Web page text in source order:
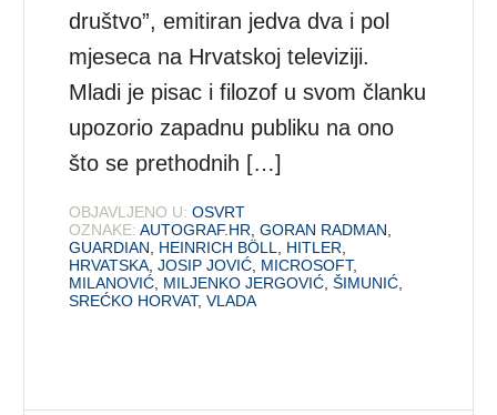
društvo”, emitiran jedva dva i pol
mjeseca na Hrvatskoj televiziji.
Mladi je pisac i filozof u svom članku
upozorio zapadnu publiku na ono
što se prethodnih […]
OBJAVLJENO U: OSVRT
OZNAKE: AUTOGRAF.HR,GORAN RADMAN,
GUARDIAN, HEINRICH BÖLL, HITLER,
HRVATSKA,JOSIP JOVIĆ, MICROSOFT,
MILANOVIĆ, MILJENKO JERGOVIĆ,ŠIMUNIĆ,
SREĆKO HORVAT,VLADA